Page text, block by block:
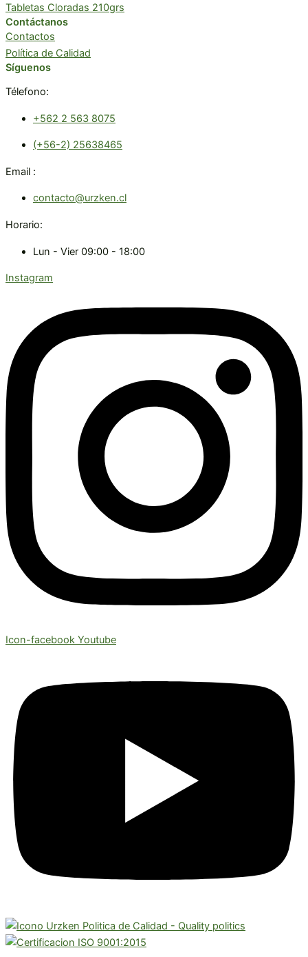
Tabletas Cloradas 210grs
Contáctanos
Contactos
Política de Calidad
Síguenos
Télefono:
+562 2 563 8075
(+56-2) 25638465
Email :
contacto@urzken.cl
Horario:
Lun - Vier 09:00 - 18:00
Instagram
Icon-facebook Youtube